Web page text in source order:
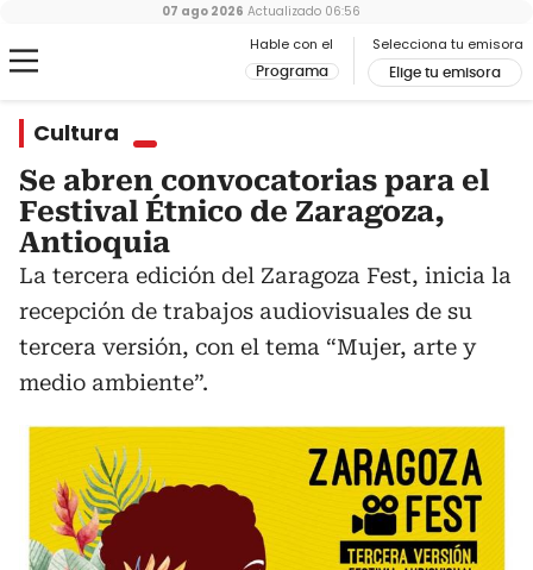
Hable con el
Programa
Selecciona tu emisora
Elige tu emisora
07 ago 2026 Actualizado 06:56
Cultura
Se abren convocatorias para el
Festival Étnico de Zaragoza,
Antioquia
La tercera edición del Zaragoza Fest, inicia la
recepción de trabajos audiovisuales de su
tercera versión, con el tema “Mujer, arte y
medio ambiente”.